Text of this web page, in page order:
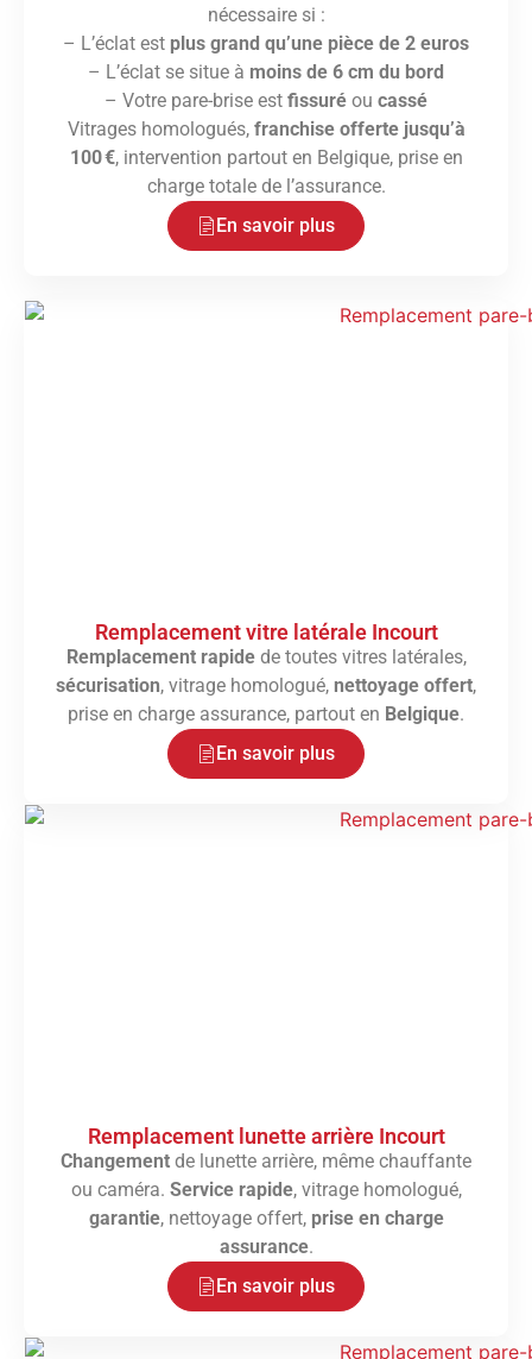
nécessaire si :
– L’éclat est plus grand qu’une pièce de 2 euros
– L’éclat se situe à moins de 6 cm du bord
– Votre pare-brise est fissuré ou cassé
Vitrages homologués, franchise offerte jusqu’à
100 €, intervention partout en Belgique, prise en
charge totale de l’assurance.
En savoir plus
Remplacement vitre latérale Incourt
Remplacement rapidede toutes vitres latérales,
sécurisation, vitrage homologué, nettoyage offert,
prise en charge assurance, partout en Belgique.
En savoir plus
Remplacement lunette arrière Incourt
Changement de lunette arrière, même chauffante
ou caméra. Service rapide, vitrage homologué,
garantie, nettoyage offert, prise en charge
assurance.
En savoir plus